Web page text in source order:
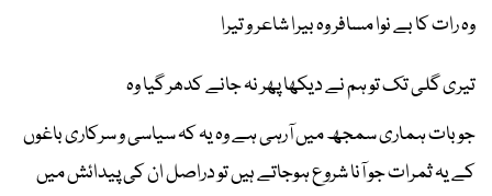
وہ رات کا بے نوا مسافر وہ بیرا شاعر و تیرا
تیری گلی تک تو ہم نے دیکھا پھر نہ جانے کدھر گیا وہ
جو بات ہماری سمجھ میں آرہی ہے وہ یہ کہ سیاسی و سرکاری باغوں
کے یہ ثمرات جو آنا شروع ہوجاتے ہیں تو دراصل ان کی پیدائش میں